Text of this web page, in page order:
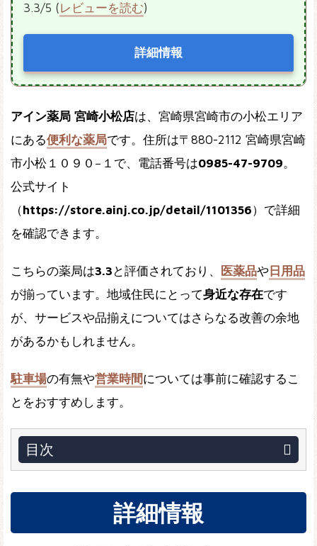
3.3/5 (レビューを読む)
詳細情報
アイン薬局 宮崎小松店は、宮崎県宮崎市の小松エリア
にある便利な薬局です。住所は〒880-2112 宮崎県宮崎
市小松１０９０−１で、電話番号は0985-47-9709。
公式サイト
（https://store.ainj.co.jp/detail/1101356）で詳細
を確認できます。
こちらの薬局は3.3 と評価されており、 医薬品や日用品
が揃っています。地域住民にとって身近な存在です
が、サービスや品揃えについてはさらなる改善の余地
があるかもしれません。
駐車場の有無や営業時間については事前に確認するこ
とをおすすめします。
目次
詳細情報